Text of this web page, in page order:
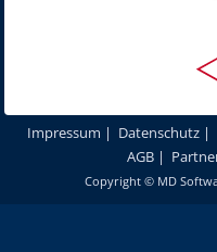
Impressum | Datenschutz |
AGB|
Copyright © MD